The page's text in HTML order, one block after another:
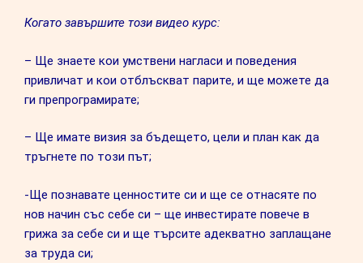
Когато завършите този видео курс:
– Ще знаете кои умствени нагласи и поведения
привличат и кои отблъскват парите, и ще можете да
ги препрограмирате;
– Ще имате визия за бъдещето, цели и план как да
тръгнете по този път;
-Ще познавате ценностите си и ще се отнасяте по
нов начин със себе си – ще инвестирате повече в
грижа за себе си и ще търсите адекватно заплащане
за труда си;